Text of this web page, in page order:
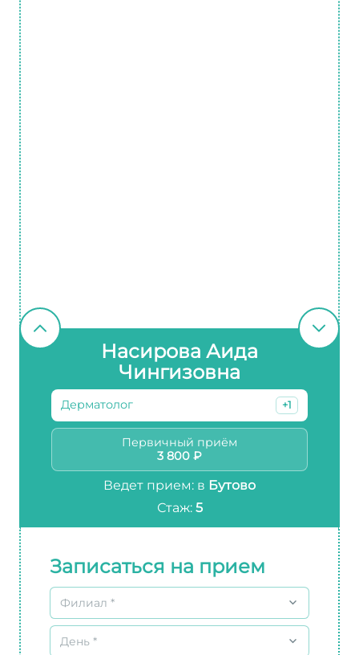
Насирова Аида
Чингизовна
Дерматолог +1
Первичный приём
3 800 ₽
Ведет прием: в Бутово
Стаж: 5
Записаться на прием
Филиал *
День *